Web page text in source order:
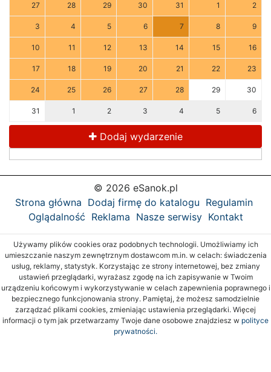
27 28 29 30 31 1 2
3 4 5 6 7 8 9
10 11 12 13 14 15 16
17 18 19 20 21 22 23
24 25 26 27 28 29 30
31 1 2 3 4 5 6
Dodaj wydarzenie
© 2026 eSanok.pl
Strona główna Dodaj firmę do katalogu Regulamin
Oglądalność Reklama Nasze serwisy Kontakt
Używamy plików cookies oraz podobnych technologii. Umożliwiamy ich
umieszczanie naszym zewnętrznym dostawcom m.in. w celach: świadczenia
usług, reklamy, statystyk. Korzystając ze strony internetowej, bez zmiany
ustawień przeglądarki, wyrażasz zgodę na ich zapisywanie w Twoim
urządzeniu końcowym i wykorzystywanie w celach zapewnienia poprawnego i
bezpiecznego funkcjonowania strony. Pamiętaj, że możesz samodzielnie
zarządzać plikami cookies, zmieniając ustawienia przeglądarki. Więcej
informacji o tym jak przetwarzamy Twoje dane osobowe znajdziesz w polityce
prywatności.